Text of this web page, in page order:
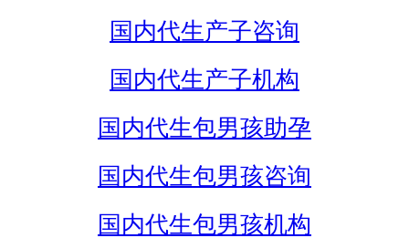
国内代生产子咨询
国内代生产子机构
国内代生包男孩助孕
国内代生包男孩咨询
国内代生包男孩机构